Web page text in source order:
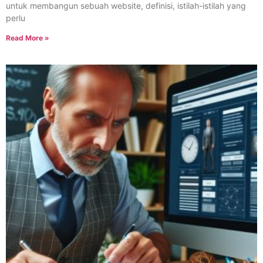
untuk membangun sebuah website, definisi, istilah-istilah yang
perlu
Read More »